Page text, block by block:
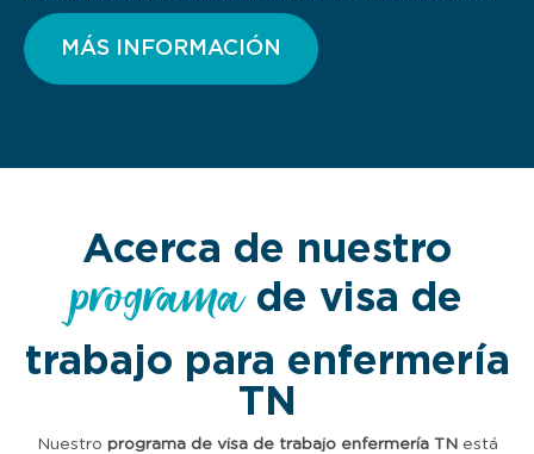
MÁS INFORMACIÓN
Acerca de nuestro
programade visa de
trabajo para enfermería
TN
Nuestro programa de visa de trabajo enfermería TNestá